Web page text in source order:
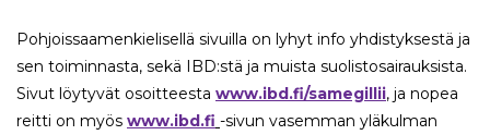
Pohjoissaamenkielisellä sivuilla on lyhyt info yhdistyksestä ja
sen toiminnasta, sekä IBD:stä ja muista suolistosairauksista.
Sivut löytyvät osoitteesta www.ibd.fi/samegillii, ja nopea
reitti on myös www.ibd.fi -sivun vasemman yläkulman